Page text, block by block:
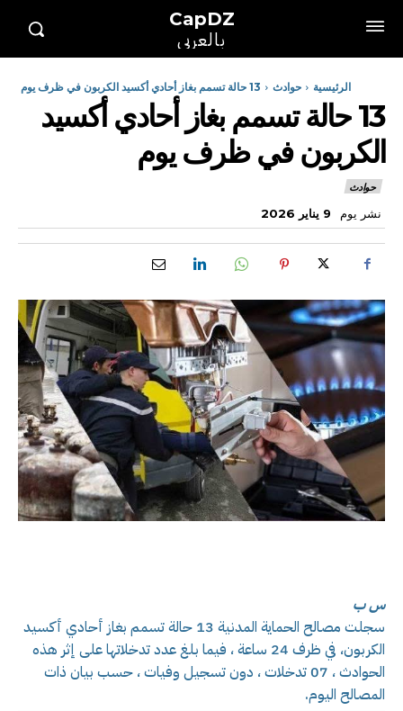
CapDZ
بالعربي
الرئيسية حوادث 13 حالة تسمم بغاز أحادي أكسيد الكربون في ظرف يوم
13 حالة تسمم بغاز أحادي أكسيد
الكربون في ظرف يوم
حوادث
نشر يوم 9 يناير 2026
س ب
سجلت مصالح الحماية المدنية 13 حالة تسمم بغاز أحادي أكسيد
الكربون، في ظرف 24 ساعة ، فيما بلغ عدد تدخلاتها على إثر هذه
الحوادث ، 07 تدخلات ، دون تسجيل وفيات ، حسب بيان ذات
المصالح اليوم.